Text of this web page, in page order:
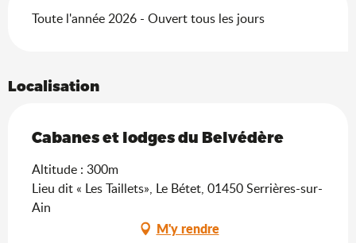
Toute l'année 2026 - Ouvert tous les jours
Localisation
Cabanes et lodges du Belvédère
Altitude : 300m
Lieu dit « Les Taillets», Le Bétet, 01450 Serrières-sur-
Ain
M'y rendre